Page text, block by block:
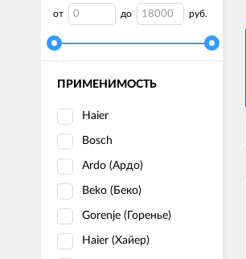
от до руб.
ПРИМЕНИМОСТЬ
Haier
Bosch
Ardo (Ардо)
Beko (Беко)
Gorenje (Горенье)
Haier (Хайер)